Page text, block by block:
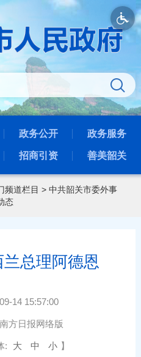
政务公开 政务服务
招商引资 善美韶关
频道栏目 > 中共韶关市委外事
态
总理阿德恩
14 15:57:00
方日报网络版
: 大 中 小 】